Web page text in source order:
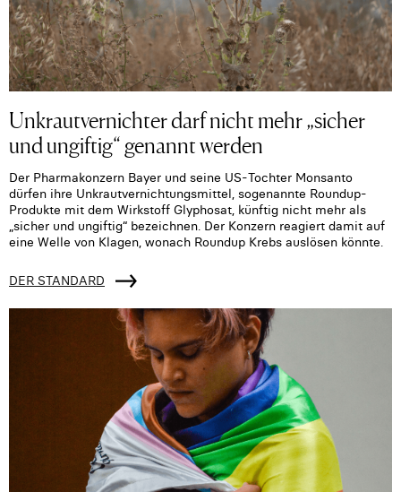
Unkrautvernichter darf nicht mehr „sicher
und ungiftig“ genannt werden
Der Pharmakonzern Bayer und seine US-Tochter Monsanto
dürfen ihre Unkrautvernichtungsmittel, sogenannte Roundup-
Produkte mit dem Wirkstoff Glyphosat, künftig nicht mehr als
„sicher und ungiftig“ bezeichnen. Der Konzern reagiert damit auf
eine Welle von Klagen, wonach Roundup Krebs auslösen könnte.
DER STANDARD